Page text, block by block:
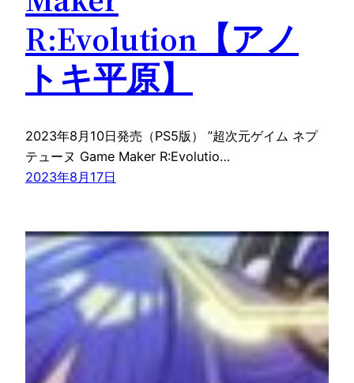
R:Evolution【アノ
トキ平原】
2023年8月10日発売（PS5版） ”超次元ゲイム ネプ
テューヌ Game Maker R:Evolutio…
2023年8月17日